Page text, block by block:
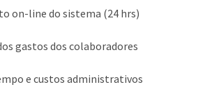
on-line do sistema (24 hrs)
gastos dos colaboradores
e custos administrativos